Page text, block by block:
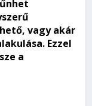
vagy akár
Ezzel
a